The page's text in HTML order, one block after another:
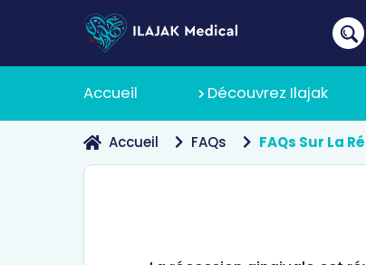
Accueil Découvrez Ilajak
Accueil FAQs FAQs Sur La